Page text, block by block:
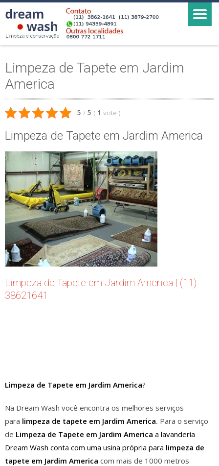
Limpeza de Tapete em Jardim
America
5 / 5 ( 1 vote )
Limpeza de Tapete em Jardim America
Limpeza de Tapete em Jardim America | (11)
38621641
Limpeza de Tapete em Jardim America?
Na Dream Wash você encontra os melhores serviços
para limpeza de tapete em Jardim America. Para o serviço
de Limpeza de Tapete em Jardim America a lavanderia
Dream Wash conta com uma usina própria para limpeza de
tapete em Jardim America com mais de 1000 metros